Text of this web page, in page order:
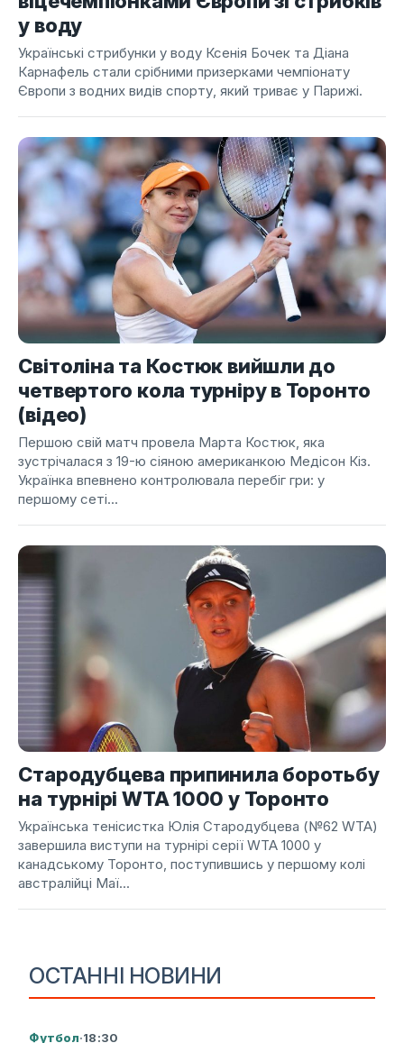
ОСТАННІ НОВИНИ
Футбол·18:30
у воду
Українські стрибунки у воду Ксенія Бочек та Діана
Карнафель стали срібними призерками чемпіонату
Європи з водних видів спорту, який триває у Парижі.
Світоліна та Костюк вийшли до
четвертого кола турніру в Торонто
(відео)
Першою свій матч провела Марта Костюк, яка
зустрічалася з 19-ю сіяною американкою Медісон Кіз.
Українка впевнено контролювала перебіг гри: у
першому сеті...
Стародубцева припинила боротьбу
на турнірі WTA 1000 у Торонто
Українська тенісистка Юлія Стародубцева (№62 WTA)
завершила виступи на турнірі серії WTA 1000 у
канадському Торонто, поступившись у першому колі
австралійці Маї...